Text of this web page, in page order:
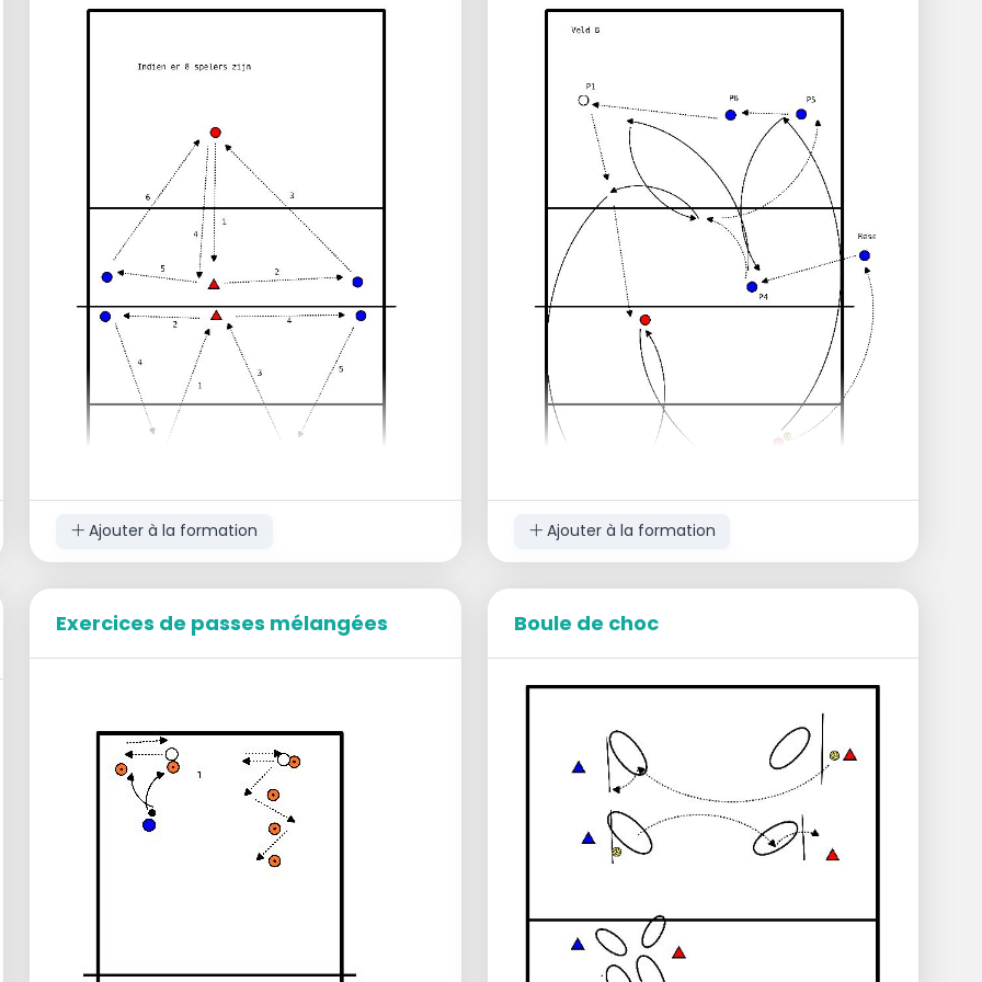
exercice de saut sur le banc
Retour vers le filet par l'échelle de
Plonger vers le coin du terrain
Sauter avec les genoux hauts d'un
cône à l'autre
Mouvement de planche latérale sur le
tapis
Le ballon attend les joueurs sous le
filet et continue autour du terrain
Les deux joueurs se rejoignent de l'autre
côté du terrain et commencent un autre
tour.
3 à 5 rotations.
attaque calmement 1.
Puis à nouveau. 1b passe sous le filet pour
Variante :
Avec 4 joueurs, le 2 correspondant à
l'attaque suivante est le 1 correspondant.
L'attaque calme alterne avec les boules
de flipper.
1 SV au milieu de la position 3
2 passeurs dans le champ arrière
Début de l'exercice
le passeur en position 5 commence --> ballon
BH au VS - dès que le VS place ce ballon en
position 4, le passeur en position 1 joue le
Passeur en position 1 --> ballon BH à SV
Ajouter à la formation
Organisation :
Joueurs avec ballon sur P1 sur le terrain A.
2 passeurs -P5 et P6- sur le terrain B.
1 attaquant sur P4 sur le terrain B.
1 attaquant sur P4 sur le terrain A.
1 ou 2 défenseurs sur P5 -P6- sur le terrain
Prendre la position de réserve P4 sur le
terrain B.
Passer à l'attaquant P4- et à ce moment
Ajouter à la formation
Exercices de passes mélangées Boule de choc